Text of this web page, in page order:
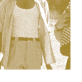
mundo